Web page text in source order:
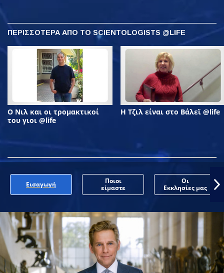
ΠΕΡΙΣΣΟΤΕΡΑ ΑΠΟ ΤΟ SCIENTOLOGISTS @LIFE
Ο Νιλ και οι τρομακτικοί
του γιοι @life
Η Τζιλ είναι στο Βάλεϊ @life
Εισαγωγή
Ποιοι
είμαστε
Οι
Εκκλησίες μας